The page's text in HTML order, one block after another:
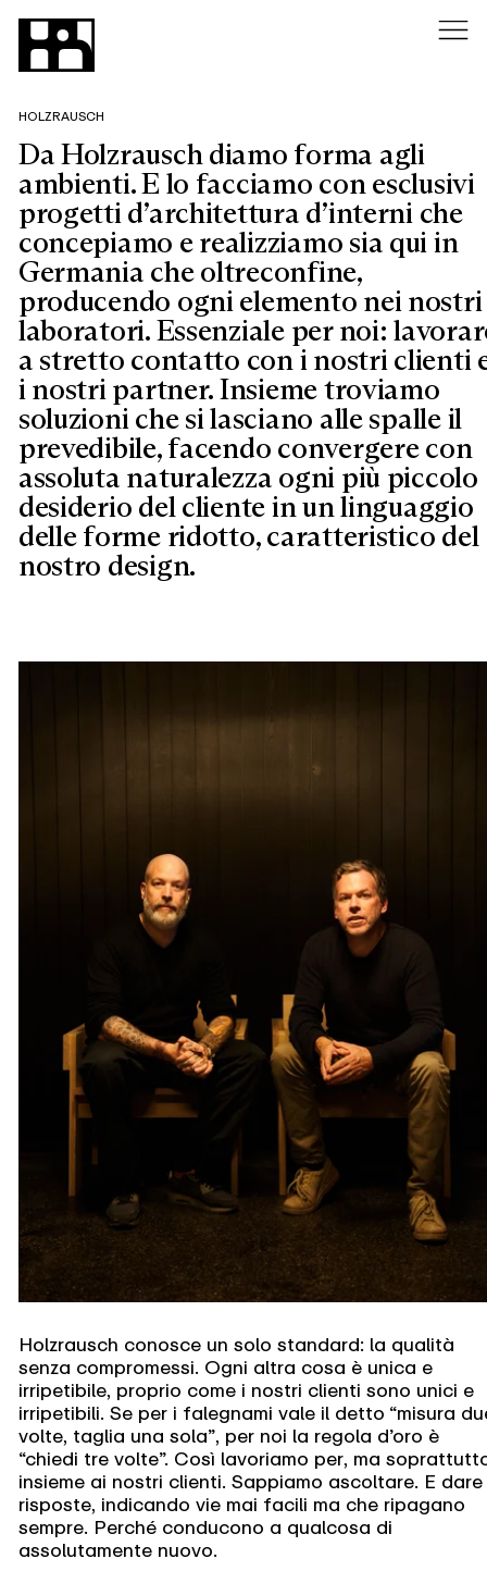
HOLZRAUSCH
Da Holzrausch diamo forma agli
ambienti. E lo facciamo con esclusivi
progetti d’architettura d’interni che
concepiamo e realizziamo sia qui in
Germania che oltreconfine,
producendo ogni elemento nei nostri
laboratori. Essenziale per noi:
a stretto contatto con i nostri clienti
i nostri partner. Insieme troviamo
soluzioni che si lasciano alle spalle il
prevedibile, facendo convergere con
assoluta naturalezza ogni più piccolo
desiderio del cliente in un linguaggio
delle forme ridotto, caratteristico del
nostro design.
Holzrausch conosce un solo standard: la qualità
senza compromessi. Ogni altra cosa è unica e
irripetibile, proprio come i nostri clienti sono unici e
irripetibili. Se per i falegnami vale il detto “misura
volte, taglia una sola”, per noi la regola d’oro è
“chiedi tre volte”. Così lavoriamo per, ma
insieme ai nostri clienti. Sappiamo ascoltare. E dare
risposte, indicando vie mai facili ma che ripagano
sempre. Perché conducono a qualcosa di
assolutamente nuovo.